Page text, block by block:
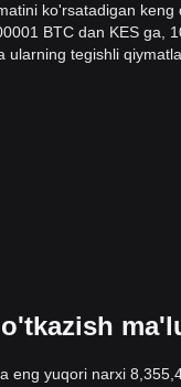
ko'rsatadigan keng
BTC dan KES ga,
ularning tegishli
o'tkazish
eng yuqori narxi